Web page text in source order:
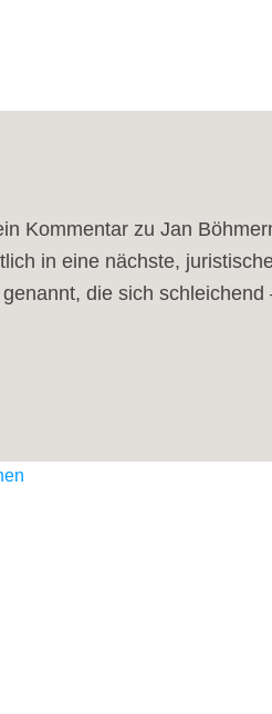
Kommentar zu Jan
in eine nächste,
die sich